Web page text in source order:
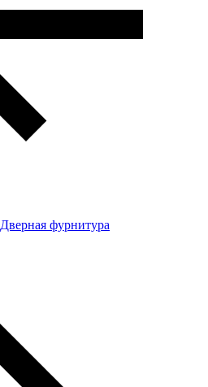
Дверная фурнитура